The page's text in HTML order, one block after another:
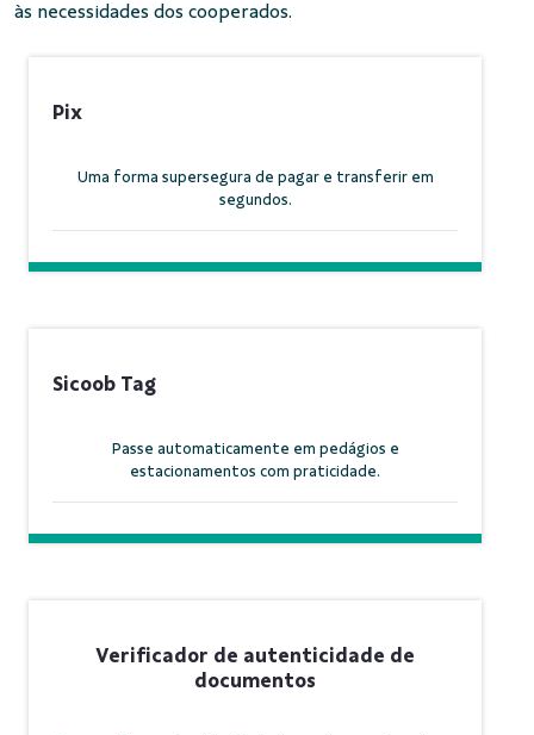
às necessidades dos cooperados.
Pix
Uma forma supersegura de pagar e transferir em
segundos.
Sicoob Tag
Passe automaticamente em pedágios e
estacionamentos com praticidade.
Verificador de autenticidade de
documentos